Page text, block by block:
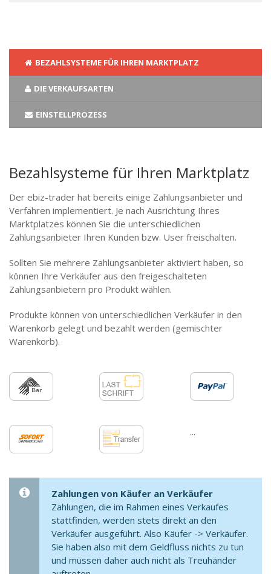
BEZAHLSYSTEME FÜR IHREN MARKTPLATZ
DIE VERKAUFSARTEN
EINSTELLPROZESS
Bezahlsysteme für Ihren Marktplatz
Der ebiz-trader hat bereits einige Zahlungsanbieter und
Verfahren implementiert. Je nach Ausrichtung Ihres
Marktplatzes können Sie die unterschiedlichen
Zahlungsanbieter Ihren Kunden bzw. User freischalten.
Sollten Sie mehrere Zahlungsanbieter aktiviert haben, so
können Ihre Verkäufer aus den freigeschalteten
Zahlungsanbietern pro Produkt wählen.
Produkte können von unterschiedlichen Verkäufer in den
Warenkorb gelegt und bezahlt werden (gemischter
Warenkorb).
...
Zahlungen von Käufer an Verkäufer
Zahlungen, die im Rahmen eines Verkaufes
stattfinden, werden stets direkt an den
Verkäufer ausgeführt. Also Käufer -> Verkäufer.
Sie haben also mit dem Geldfluss nichts zu tun
und müssen daher auch nicht als Treuhänder